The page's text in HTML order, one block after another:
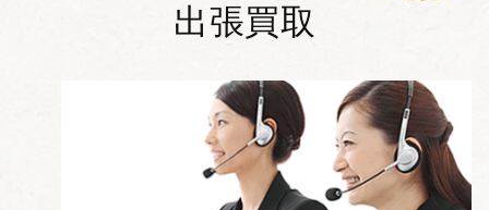
出張買取